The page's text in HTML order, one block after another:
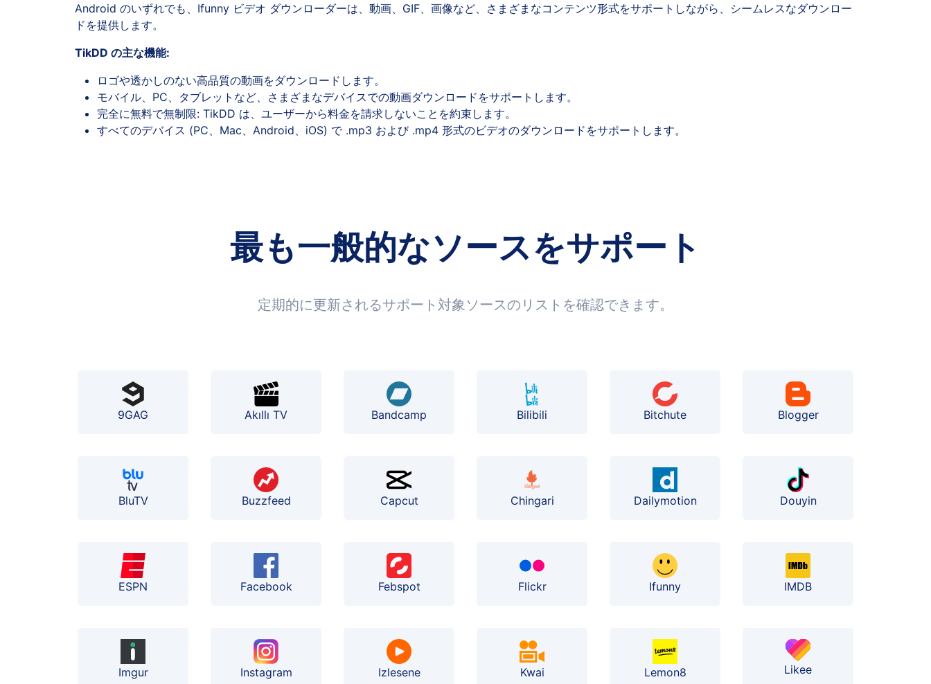
Android のいずれでも、Ifunny ビデオ ダウンローダーは、動画、GIF、画像など、さまざまなコンテンツ形式をサポートしながら、シームレスなダウンロー
ドを提供します。
TikDD の主な機能:
ロゴや透かしのない高品質の動画をダウンロードします。
モバイル、PC、タブレットなど、さまざまなデバイスでの動画ダウンロードをサポートします。
完全に無料で無制限: TikDD は、ユーザーから料金を請求しないことを約束します。
すべてのデバイス (PC、Mac、Android、iOS) で .mp3 および .mp4 形式のビデオのダウンロードをサポートします。
最も一般的なソースをサポート
定期的に更新されるサポート対象ソースのリストを確認できます。
9GAG Akıllı TV Bandcamp Bilibili Bitchute Blogger
BluTV Buzzfeed Capcut Chingari Dailymotion Douyin
ESPN Facebook Febspot Flickr Ifunny IMDB
Imgur Instagram Izlesene Kwai Lemon8 Likee